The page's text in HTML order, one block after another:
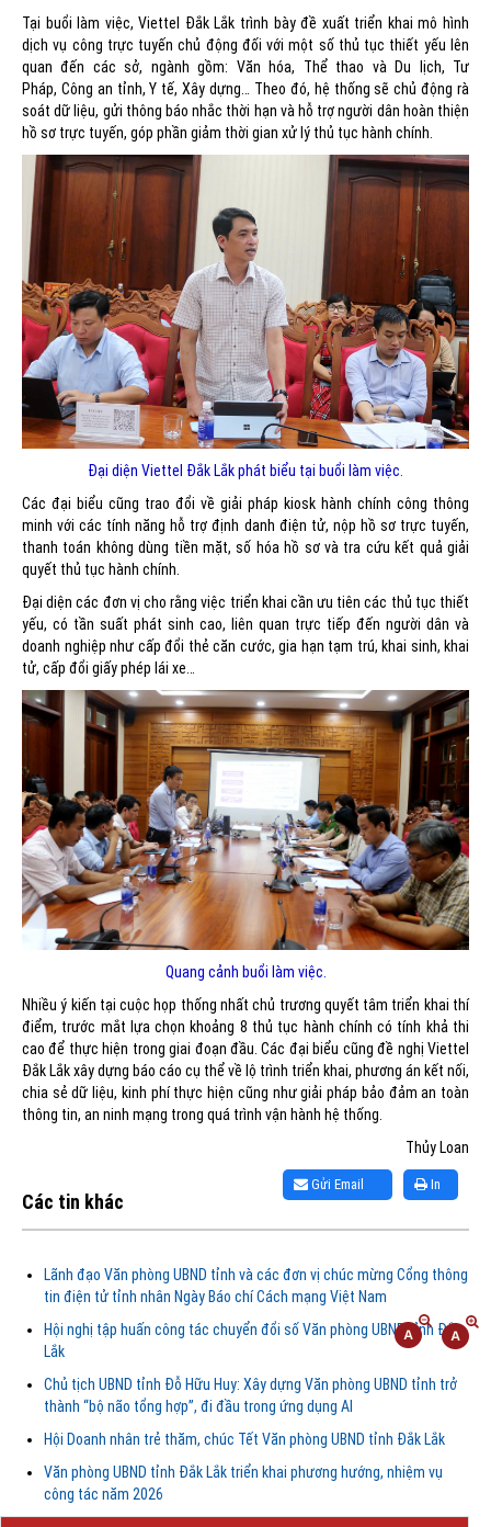
Tại buổi làm việc, Viettel Đắk Lắk trình bày đề xuất triển khai mô hình
dịch vụ công trực tuyến chủ động đối với một số thủ tục thiết yếu lên
quan đến các sở, ngành gồm: Văn hóa, Thể thao và Du lịch, Tư
Pháp, Công an tỉnh, Y tế, Xây dựng… Theo đó, hệ thống sẽ chủ động rà
soát dữ liệu, gửi thông báo nhắc thời hạn và hỗ trợ người dân hoàn thiện
hồ sơ trực tuyến, góp phần giảm thời gian xử lý thủ tục hành chính.
Đại diện Viettel Đắk Lắk phát biểu tại buổi làm việc.
Các đại biểu cũng trao đổi về giải pháp kiosk hành chính công thông
minh với các tính năng hỗ trợ định danh điện tử, nộp hồ sơ trực tuyến,
thanh toán không dùng tiền mặt, số hóa hồ sơ và tra cứu kết quả giải
quyết thủ tục hành chính.
Đại diện các đơn vị cho rằng việc triển khai cần ưu tiên các thủ tục thiết
yếu, có tần suất phát sinh cao, liên quan trực tiếp đến người dân và
doanh nghiệp như cấp đổi thẻ căn cước, gia hạn tạm trú, khai sinh, khai
tử, cấp đổi giấy phép lái xe…
Quang cảnh buổi làm việc.
Nhiều ý kiến tại cuộc họp thống nhất chủ trương quyết tâm triển khai thí
điểm, trước mắt lựa chọn khoảng 8 thủ tục hành chính có tính khả thi
cao để thực hiện trong giai đoạn đầu. Các đại biểu cũng đề nghị Viettel
Đắk Lắk xây dựng báo cáo cụ thể về lộ trình triển khai, phương án kết nối,
chia sẻ dữ liệu, kinh phí thực hiện cũng như giải pháp bảo đảm an toàn
thông tin, an ninh mạng trong quá trình vận hành hệ thống.
Thủy Loan
In
Gửi Email
Các tin khác
Lãnh đạo Văn phòng UBND tỉnh và các đơn vị chúc mừng Cổng thông
tin điện tử tỉnh nhân Ngày Báo chí Cách mạng Việt Nam
Hội nghị tập huấn công tác chuyển đổi số Văn phòng UBND tỉnh Đắk
Lắk
Chủ tịch UBND tỉnh Đỗ Hữu Huy: Xây dựng Văn phòng UBND tỉnh trở
thành “bộ não tổng hợp”, đi đầu trong ứng dụng AI
Hội Doanh nhân trẻ thăm, chúc Tết Văn phòng UBND tỉnh Đắk Lắk
Văn phòng UBND tỉnh Đắk Lắk triển khai phương hướng, nhiệm vụ
công tác năm 2026
THÔNG BÁO Về việc đính chính tọa độ điểm góc tại Phụ lục kèm theo